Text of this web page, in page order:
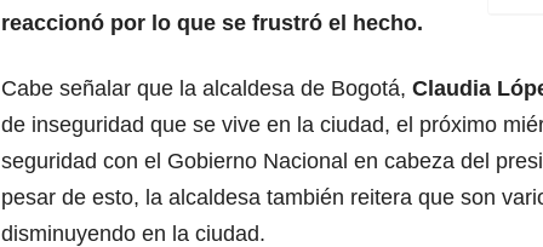
reaccionó por lo que se frustró el hecho.
Cabe señalar que la alcaldesa de Bogotá, Claudia
de inseguridad que se vive en la ciudad, el próximo
seguridad con el Gobierno Nacional en cabeza del
pesar de esto, la alcaldesa también reitera que son
disminuyendo en la ciudad.